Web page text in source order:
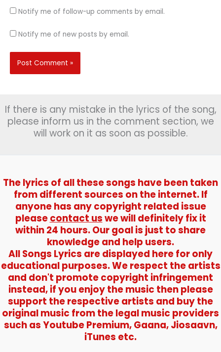
Notify me of follow-up comments by email.
Notify me of new posts by email.
If there is any mistake in the lyrics of the song,
please inform us in the comment section, we
will work on it as soon as possible.
The lyrics of all these songs have been taken
from different sources on the internet. If
anyone has any copyright related issue
pleasecontact uswe will definitely fix it
within 24 hours. Our goal is just to share
knowledge and help users.
All Songs Lyrics are displayed here for only
educational purposes. We respect the artists
and don't promote copyright infringement
instead, if you enjoy the music then please
support the respective artists and buy the
original music from the legal music providers
such as Youtube Premium, Gaana, Jiosaavn,
iTunes etc.